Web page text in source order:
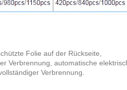
Folie auf der Rückseite,
Verbrennung, automatische
Verbrennung.